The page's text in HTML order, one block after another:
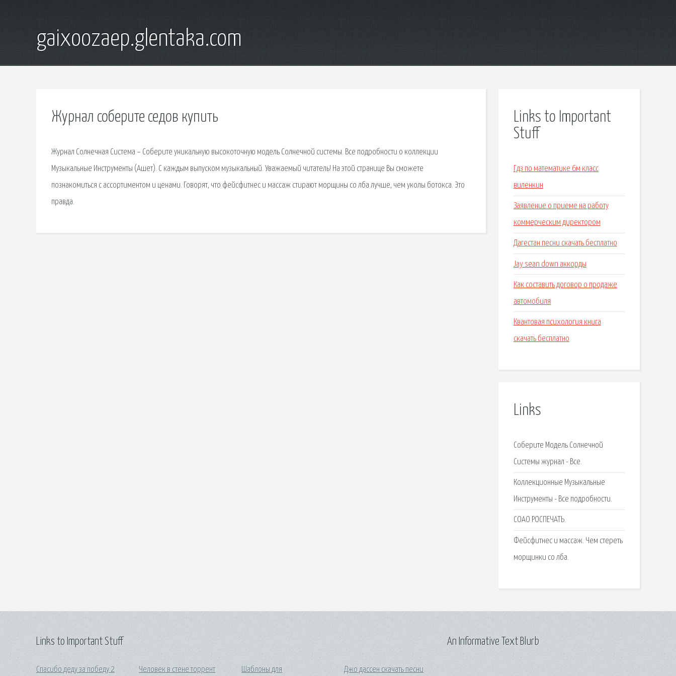
gaixoozaep.glentaka.com
Журнал соберите седов купить
Журнал Солнечная Система – Соберите уникальную высокоточную модель Солнечной системы. Все подробности о коллекции
Музыкальные Инструменты (Ашет). С каждым выпуском музыкальный. Уважаемый читатель! На этой странице Вы сможете
познакомиться с ассортиментом и ценами. Говорят, что фейсфитнес и массаж стирают морщины со лба лучше, чем уколы ботокса. Это
правда.
Links to Important
Stuff
Гдз по математике 6м класс
виленкин
Заявление о приеме на работу
коммерческим директором
Дагестан песни скачать бесплатно
Jay sean down аккорды
Как составить договор о продаже
автомобиля
Квантовая психология книга
скачать бесплатно
Links
Соберите Модель Солнечной
Системы журнал - Все.
Коллекционные Музыкальные
Инструменты - Все подробности.
СОАО РОСПЕЧАТЬ.
Фейсфитнес и массаж. Чем стереть
морщинки со лба.
Links to Important Stuff
Спасибо деду за победу 2 Человек в стене торрент Шаблоны для Джо дассен скачать песни
An Informative Text Blurb